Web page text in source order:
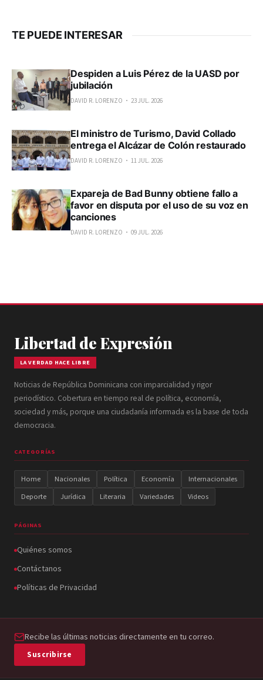
TE PUEDE INTERESAR
Despiden a Luis Pérez de la UASD por
jubilación
DAVID R. LORENZO 23 JUL. 2026
El ministro de Turismo, David Collado
entrega el Alcázar de Colón restaurado
DAVID R. LORENZO 11 JUL. 2026
Expareja de Bad Bunny obtiene fallo a
favor en disputa por el uso de su voz en
canciones
DAVID R. LORENZO 09 JUL. 2026
Libertad de Expresión
LA VERDAD HACE LIBRE
Noticias de República Dominicana con imparcialidad y rigor
periodístico. Cobertura en tiempo real de política, economía,
sociedad y más, porque una ciudadanía informada es la base de toda
democracia.
CATEGORÍAS
Home Nacionales Política Economía
Internacionales
Deporte
Jurídica Literaria Variedades Videos
PÁGINAS
Quiénes somos
Contáctanos
Políticas de Privacidad
Recibe las últimas noticias directamente en tu correo.
Suscribirse